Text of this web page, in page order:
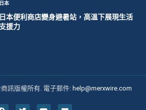
日本
日本便利商店變身避暑站，高溫下展現生活
支援力
訊版權所有. 電子郵件: help@merxwire.com